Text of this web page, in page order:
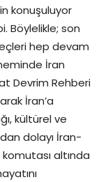
konuşuluyor
Böylelikle; son
hep devam
İran
Devrim Rehberi
İran’a
kültürel ve
dolayı İran-
komutası altında